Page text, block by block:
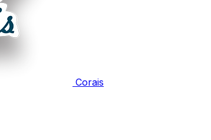
Corais